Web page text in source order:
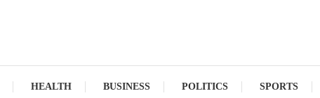
HEALTH BUSINESS POLITICS SPORTS